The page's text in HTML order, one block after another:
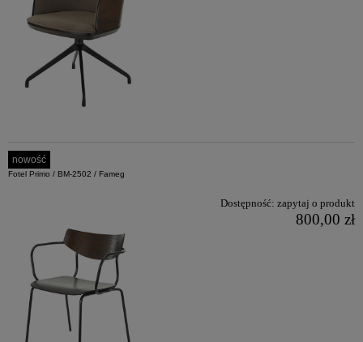
Fotel Primo / BM-2502 / Fameg
Dostępność: zapytaj o produkt
800,00 zł
nowość